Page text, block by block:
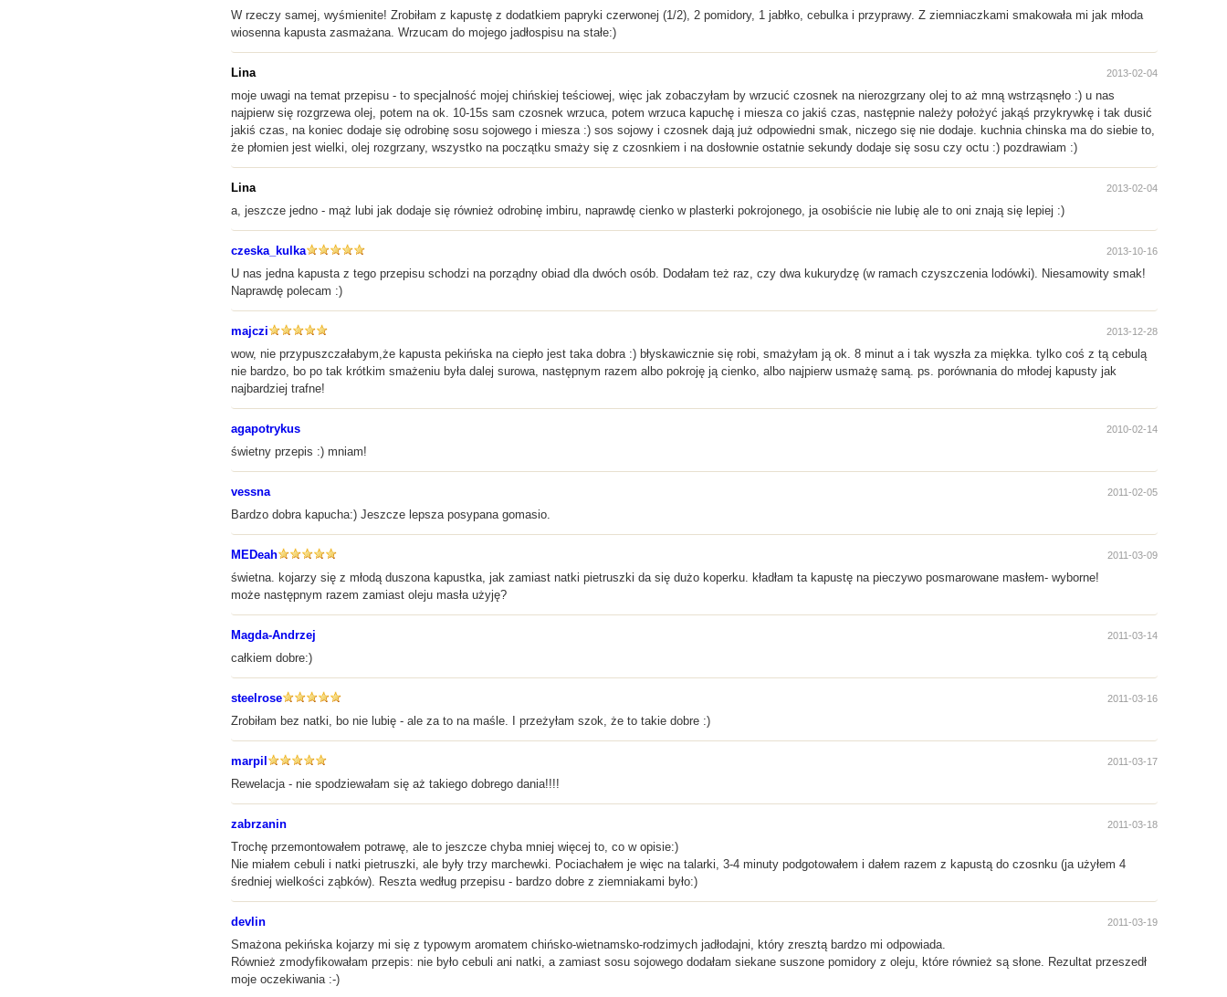
W rzeczy samej, wyśmienite! Zrobiłam z kapustę z dodatkiem papryki czerwonej (1/2), 2 pomidory, 1 jabłko, cebulka i przyprawy. Z ziemniaczkami smakowała mi jak młoda
wiosenna kapusta zasmażana. Wrzucam do mojego jadłospisu na stałe:)
Lina 2013-02-04
moje uwagi na temat przepisu - to specjalność mojej chińskiej teściowej, więc jak zobaczyłam by wrzucić czosnek na nierozgrzany olej to aż mną wstrząsnęło :) u nas
najpierw się rozgrzewa olej, potem na ok. 10-15s sam czosnek wrzuca, potem wrzuca kapuchę i miesza co jakiś czas, następnie należy położyć jakąś przykrywkę i tak dusić
jakiś czas, na koniec dodaje się odrobinę sosu sojowego i miesza :) sos sojowy i czosnek dają już odpowiedni smak, niczego się nie dodaje. kuchnia chinska ma do siebie to,
że płomien jest wielki, olej rozgrzany, wszystko na początku smaży się z czosnkiem i na dosłownie ostatnie sekundy dodaje się sosu czy octu :) pozdrawiam :)
Lina 2013-02-04
a, jeszcze jedno - mąż lubi jak dodaje się również odrobinę imbiru, naprawdę cienko w plasterki pokrojonego, ja osobiście nie lubię ale to oni znają się lepiej :)
czeska_kulka 2013-10-16
U nas jedna kapusta z tego przepisu schodzi na porządny obiad dla dwóch osób. Dodałam też raz, czy dwa kukurydzę (w ramach czyszczenia lodówki). Niesamowity smak!
Naprawdę polecam :)
majczi 2013-12-28
wow, nie przypuszczałabym,że kapusta pekińska na ciepło jest taka dobra :) błyskawicznie się robi, smażyłam ją ok. 8 minut a i tak wyszła za miękka. tylko coś z tą cebulą
nie bardzo, bo po tak krótkim smażeniu była dalej surowa, następnym razem albo pokroję ją cienko, albo najpierw usmażę samą. ps. porównania do młodej kapusty jak
najbardziej trafne!
agapotrykus 2010-02-14
świetny przepis :) mniam!
vessna 2011-02-05
Bardzo dobra kapucha:) Jeszcze lepsza posypana gomasio.
MEDeah 2011-03-09
świetna. kojarzy się z młodą duszona kapustka, jak zamiast natki pietruszki da się dużo koperku. kładłam ta kapustę na pieczywo posmarowane masłem- wyborne!
może następnym razem zamiast oleju masła użyję?
Magda-Andrzej 2011-03-14
całkiem dobre:)
steelrose 2011-03-16
Zrobiłam bez natki, bo nie lubię - ale za to na maśle. I przeżyłam szok, że to takie dobre :)
marpil 2011-03-17
Rewelacja - nie spodziewałam się aż takiego dobrego dania!!!!
zabrzanin 2011-03-18
Trochę przemontowałem potrawę, ale to jeszcze chyba mniej więcej to, co w opisie:)
Nie miałem cebuli i natki pietruszki, ale były trzy marchewki. Pociachałem je więc na talarki, 3-4 minuty podgotowałem i dałem razem z kapustą do czosnku (ja użyłem 4
średniej wielkości ząbków). Reszta według przepisu - bardzo dobre z ziemniakami było:)
devlin 2011-03-19
Smażona pekińska kojarzy mi się z typowym aromatem chińsko-wietnamsko-rodzimych jadłodajni, który zresztą bardzo mi odpowiada.
Również zmodyfikowałam przepis: nie było cebuli ani natki, a zamiast sosu sojowego dodałam siekane suszone pomidory z oleju, które również są słone. Rezultat przeszedł
moje oczekiwania :-)